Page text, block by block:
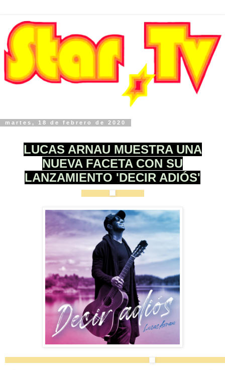
martes, 18 de febrero de 2020
LUCAS ARNAU MUESTRA UNA
NUEVA FACETA CON SU
LANZAMIENTO 'DECIR ADIÓS'